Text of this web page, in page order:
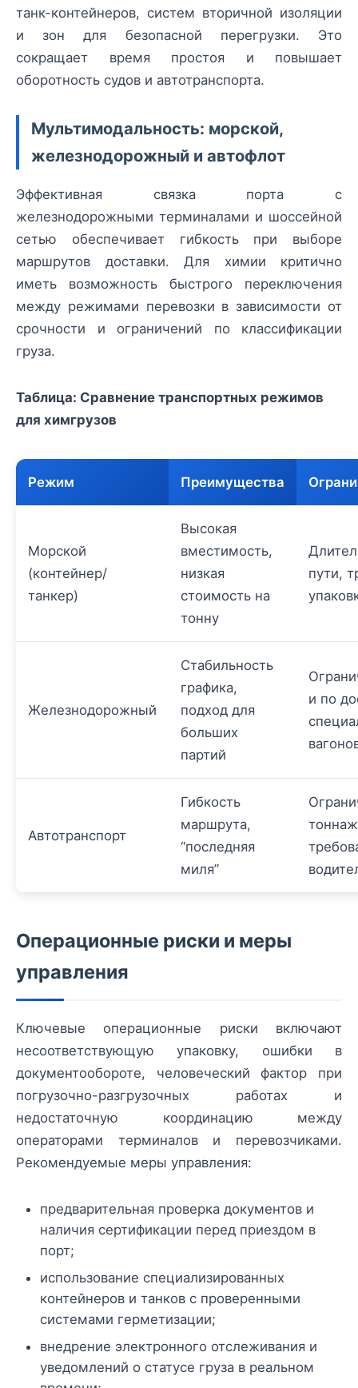
танк-контейнеров, систем вторичной изоляции
и зон для безопасной перегрузки. Это
сокращает время простоя и повышает
оборотность судов и автотранспорта.
Мультимодальность: морской,
железнодорожный и автофлот
Эффективная связка порта с
железнодорожными терминалами и шоссейной
сетью обеспечивает гибкость при выборе
маршрутов доставки. Для химии критично
иметь возможность быстрого переключения
между режимами перевозки в зависимости от
срочности и ограничений по классификации
груза.
Таблица: Сравнение транспортных режимов
для химгрузов
Режим Преимущества
Морской
(контейнер/
танкер)
Высокая
вместимость,
низкая
стоимость на
тонну
пути,
Железнодорожный
Стабильность
графика,
подход для
больших
партий
и по
Автотранспорт
Гибкость
маршрута,
“последняя
миля”
Операционные риски и меры
управления
Ключевые операционные риски включают
несоответствующую упаковку, ошибки в
документообороте, человеческий фактор при
погрузочно-разгрузочных работах и
недостаточную координацию между
операторами терминалов и перевозчиками.
Рекомендуемые меры управления:
предварительная проверка документов и
наличия сертификации перед приездом в
порт;
использование специализированных
контейнеров и танков с проверенными
системами герметизации;
внедрение электронного отслеживания и
уведомлений о статусе груза в реальном